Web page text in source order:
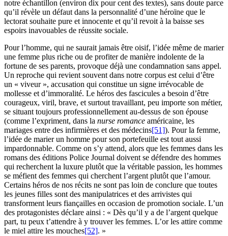
notre échantillon (environ dix pour cent des textes), sans doute parce
qu’il révèle un défaut dans la personnalité d’une héroïne que le
lectorat souhaite pure et innocente et qu’il revoit à la baisse ses
espoirs inavouables de réussite sociale.
Pour l’homme, qui ne saurait jamais être oisif, l’idée même de marier
une femme plus riche ou de profiter de manière indolente de la
fortune de ses parents, provoque déjà une condamnation sans appel.
Un reproche qui revient souvent dans notre corpus est celui d’être
un « viveur », accusation qui constitue un signe irrévocable de
mollesse et d’immoralité. Le héros des fascicules a besoin d’être
courageux, viril, brave, et surtout travaillant, peu importe son métier,
se situant toujours professionnellement au-dessus de son épouse
(comme l’expriment, dans la nurse romance américaine, les
mariages entre des infirmières et des médecins[51]). Pour la femme,
l’idée de marier un homme pour son portefeuille est tout aussi
impardonnable. Comme on s’y attend, alors que les femmes dans les
romans des éditions Police Journal doivent se défendre des hommes
qui recherchent la luxure plutôt que la véritable passion, les hommes
se méfient des femmes qui cherchent l’argent plutôt que l’amour.
Certains héros de nos récits ne sont pas loin de conclure que toutes
les jeunes filles sont des manipulatrices et des arrivistes qui
transforment leurs fiançailles en occasion de promotion sociale. L’un
des protagonistes déclare ainsi : « Dès qu’il y a de l’argent quelque
part, tu peux t’attendre à y trouver les femmes. L’or les attire comme
le miel attire les mouches[52]. »